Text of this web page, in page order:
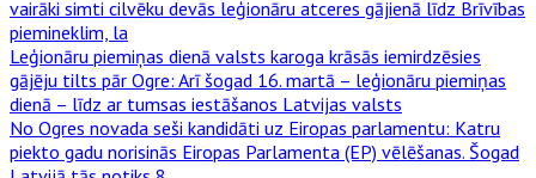
vairāki simti cilvēku devās leģionāru atceres gājienā līdz Brīvības
piemineklim, la
Leģionāru piemiņas dienā valsts karoga krāsās iemirdzēsies
gājēju tilts pār Ogre: Arī šogad 16. martā – leģionāru piemiņas
dienā – līdz ar tumsas iestāšanos Latvijas valsts
No Ogres novada seši kandidāti uz Eiropas parlamentu: Katru
piekto gadu norisinās Eiropas Parlamenta (EP) vēlēšanas. Šogad